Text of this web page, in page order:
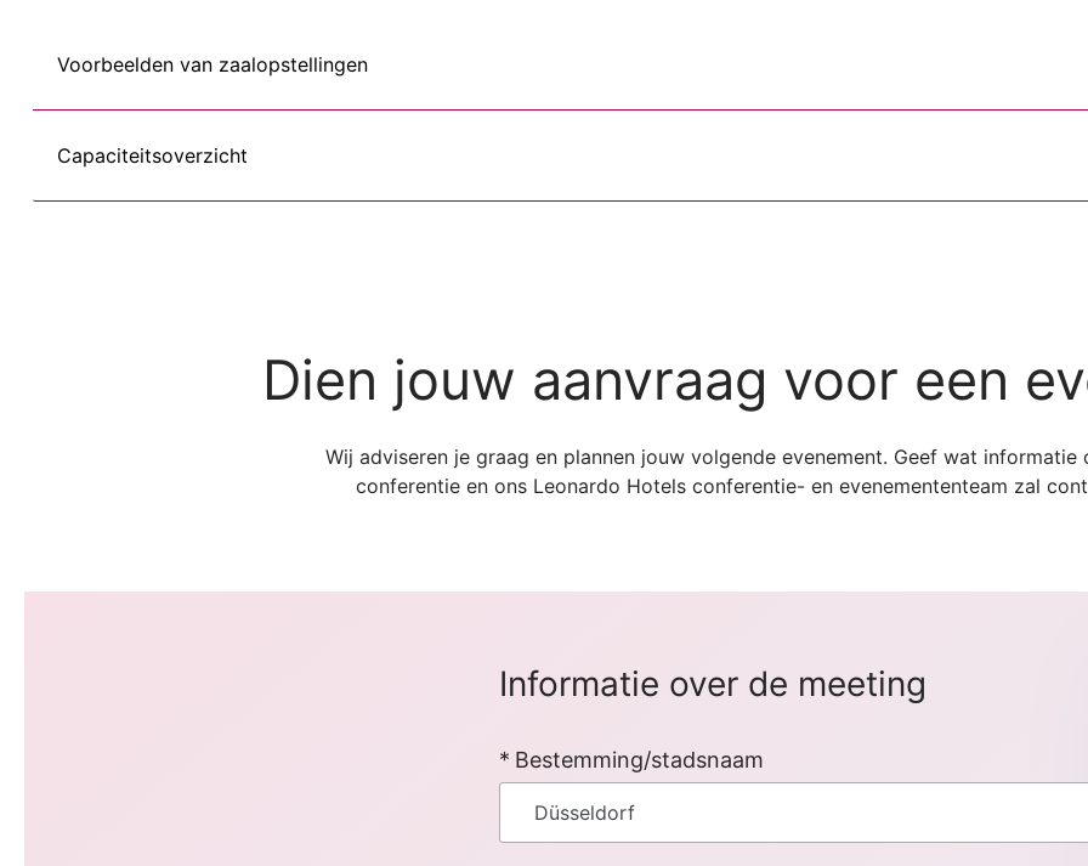
Voorbeelden van zaalopstellingen
Capaciteitsoverzicht
Dien jouw aanvraag voor een
Wij adviseren je graag en plannen jouw volgende evenement. Geef wat
conferentie en ons Leonardo Hotels conferentie- en evenemententeam zal
Informatie over de meeting
Bestemming/stadsnaam